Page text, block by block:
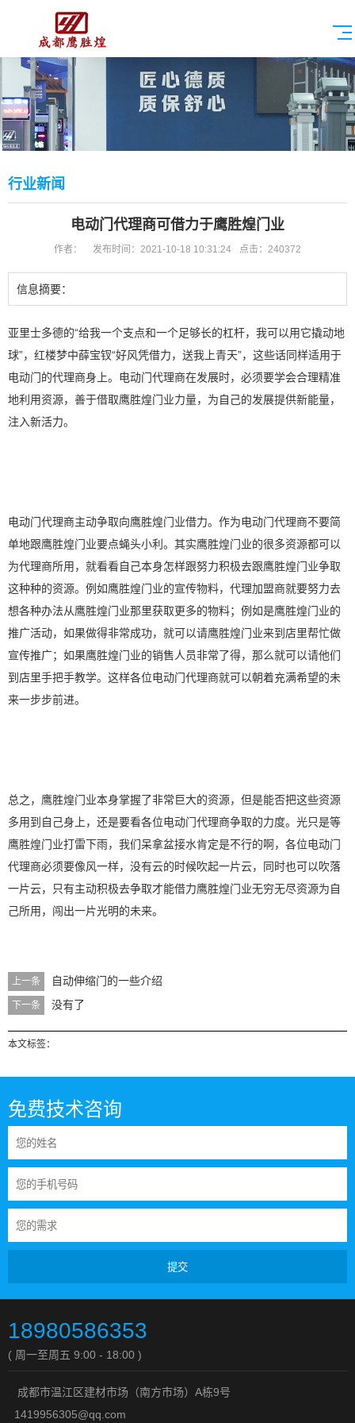
行业新闻
电动门代理商可借力于鹰胜煌门业
作者： 发布时间：2021-10-18 10:31:24 点击：240372
信息摘要：
亚里士多德的“给我一个支点和一个足够长的杠杆，我可以用它撬动地
球”，红楼梦中薛宝钗“好风凭借力，送我上青天”，这些话同样适用于
电动门的代理商身上。电动门代理商在发展时，必须要学会合理精准
地利用资源，善于借取鹰胜煌门业力量，为自己的发展提供新能量，
注入新活力。
电动门代理商主动争取向鹰胜煌门业借力。作为电动门代理商不要简
单地跟鹰胜煌门业要点蝇头小利。其实鹰胜煌门业的很多资源都可以
为代理商所用，就看看自己本身怎样跟努力积极去跟鹰胜煌门业争取
这种种的资源。例如鹰胜煌门业的宣传物料，代理加盟商就要努力去
想各种办法从鹰胜煌门业那里获取更多的物料；例如是鹰胜煌门业的
推广活动，如果做得非常成功，就可以请鹰胜煌门业来到店里帮忙做
宣传推广；如果鹰胜煌门业的销售人员非常了得，那么就可以请他们
到店里手把手教学。这样各位电动门代理商就可以朝着充满希望的未
来一步步前进。
总之，鹰胜煌门业本身掌握了非常巨大的资源，但是能否把这些资源
多用到自己身上，还是要看各位电动门代理商争取的力度。光只是等
鹰胜煌门业打雷下雨，我们呆拿盆接水肯定是不行的啊，各位电动门
代理商必须要像风一样，没有云的时候吹起一片云，同时也可以吹落
一片云，只有主动积极去争取才能借力鹰胜煌门业无穷无尽资源为自
己所用，闯出一片光明的未来。
上一条 自动伸缩门的一些介绍
下一条 没有了
本文标签：
免费技术咨询
提交
18980586353
( 周一至周五 9:00 - 18:00 )
成都市温江区建材市场（南方市场）A栋9号
1419956305@qq.com